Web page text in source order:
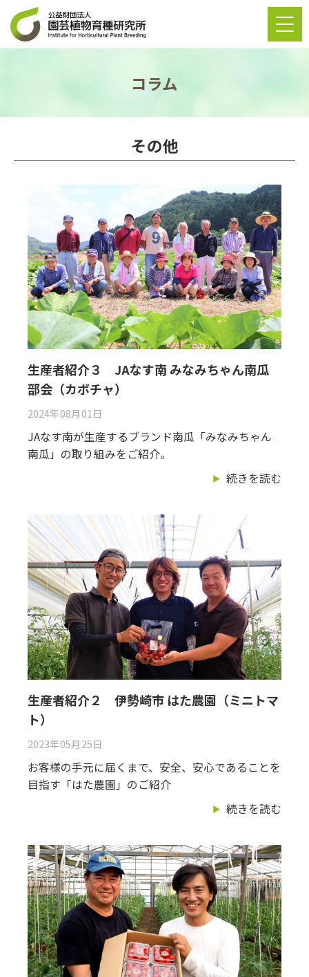
コラム
その他
生産者紹介３ JAなす南 みなみちゃん南瓜
部会（カボチャ）
2024年08月01日
JAなす南が生産するブランド南瓜「みなみちゃん
南瓜」の取り組みをご紹介。
続きを読む
生産者紹介２ 伊勢崎市 はた農園（ミニトマ
ト）
2023年05月25日
お客様の手元に届くまで、安全、安心であることを
目指す「はた農園」のご紹介
続きを読む